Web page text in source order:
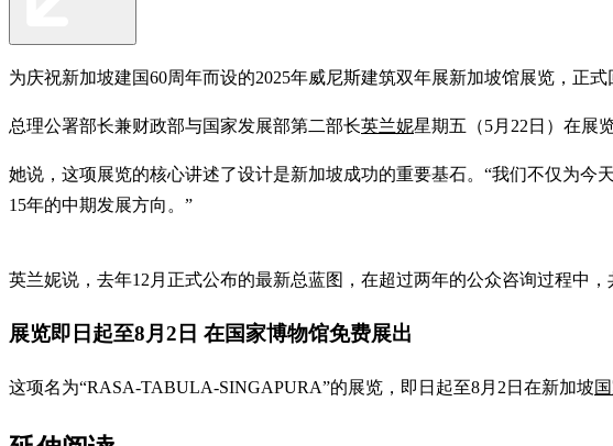
为庆祝新加坡建国60周年而设的2025年威尼斯建筑双年展新加坡馆展览，正
总理公署部长兼财政部与国家发展部第二部长英兰妮星期五（5月22日）在展
她说，这项展览的核心讲述了设计是新加坡成功的重要基石。“我们不仅为
15年的中期发展方向。”
英兰妮说，去年12月正式公布的最新总蓝图，在超过两年的公众咨询过程中
展览即日起至8月2日 在国家博物馆免费展出
这项名为“RASA-TABULA-SINGAPURA”的展览，即日起至8月2日在新加坡